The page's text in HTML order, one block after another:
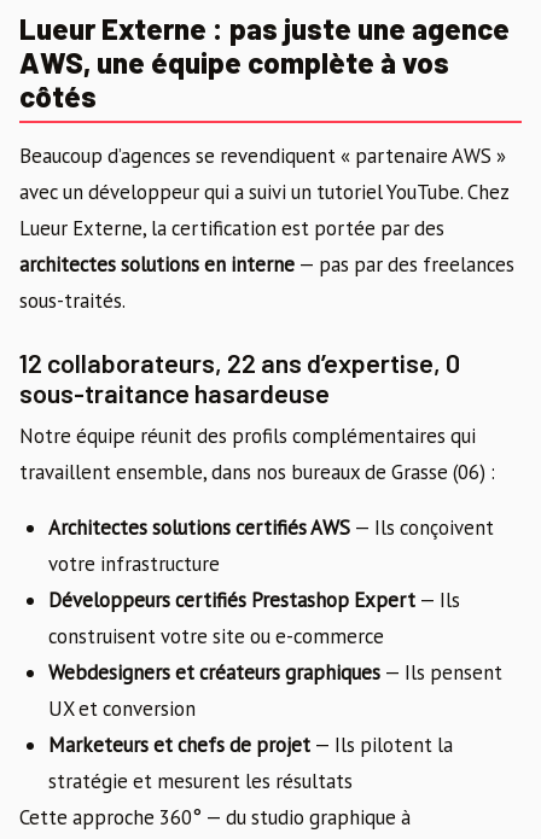
Lueur Externe : pas juste une agence
AWS, une équipe complète à vos
côtés
Beaucoup d’agences se revendiquent « partenaire AWS »
avec un développeur qui a suivi un tutoriel YouTube. Chez
Lueur Externe, la certification est portée par des
architectes solutions en interne — pas par des freelances
sous-traités.
12 collaborateurs, 22 ans d’expertise, 0
sous-traitance hasardeuse
Notre équipe réunit des profils complémentaires qui
travaillent ensemble, dans nos bureaux de Grasse (06) :
Architectes solutions certifiés AWS — Ils conçoivent
votre infrastructure
Développeurs certifiés Prestashop Expert — Ils
construisent votre site ou e-commerce
Webdesigners et créateurs graphiques — Ils pensent
UX et conversion
Marketeurs et chefs de projet — Ils pilotent la
stratégie et mesurent les résultats
Cette approche 360° — du studio graphique à